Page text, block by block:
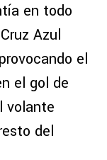
en todo
Azul
el
el gol de
volante
del